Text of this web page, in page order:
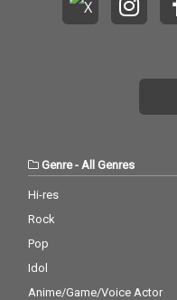
Genre- All Genres
Hi-res
Rock
Pop
Idol
Anime/Game/Voice Actor